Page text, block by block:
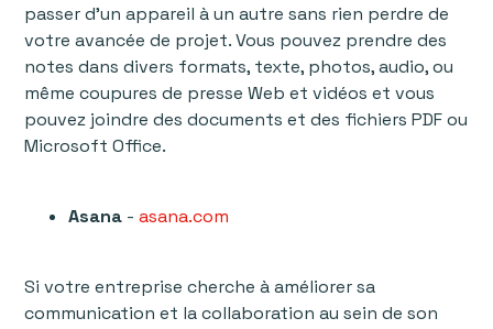
passer d’un appareil à un autre sans rien perdre de
votre avancée de projet. Vous pouvez prendre des
notes dans divers formats, texte, photos, audio, ou
même coupures de presse Web et vidéos et vous
pouvez joindre des documents et des fichiers PDF ou
Microsoft Office.
Asana -asana.com
Si votre entreprise cherche à améliorer sa
communication et la collaboration au sein de son